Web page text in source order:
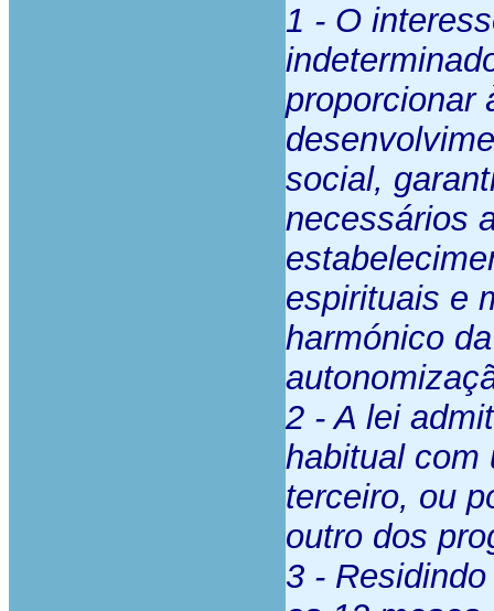
1 - O
proporcionar
social,
necessários
espirituais e
harmónico
2 - A lei
habitual com
terceiro, ou
outro dos
3 -